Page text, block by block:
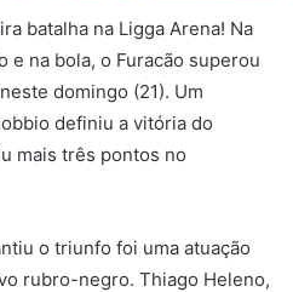
batalha na Ligga Arena! Na
e na bola, o Furacão superou
domingo (21). Um
definiu a vitória do
mais três pontos no
o triunfo foi uma atuação
rubro-negro. Thiago Heleno,